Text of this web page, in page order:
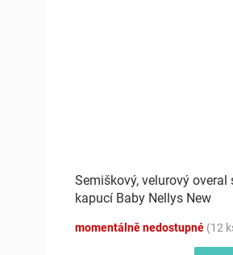
Semiškový, velurový overal
kapucí Baby Nellys New
momentálně nedostupné (12